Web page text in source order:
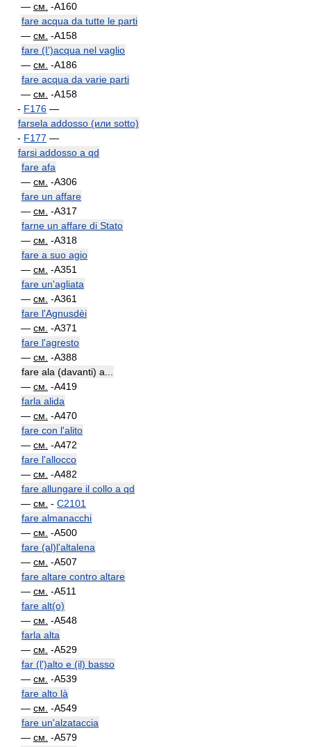
— см. -A160
fare acqua da tutte le parti
— см. -A158
fare (I')acqua nel vaglio
— см. -A186
fare acqua da varie parti
— см. -A158
- F176 —
farsela addosso (или sotto)
- F177 —
farsi addosso a qd
fare afa
— см. -A306
fare un affare
— см. -A317
farne un affare di Stato
— см. -A318
fare a suo agio
— см. -A351
fare un'agliata
— см. -A361
fare l'Agnusdèi
— см. -A371
fare l'agresto
— см. -A388
fare ala (davanti) a...
— см. -A419
farla alida
— см. -A470
fare con l'alito
— см. -A472
fare l'allocco
— см. -A482
fare allungare il collo a qd
— см. - C2101
fare almanacchi
— см. -A500
fare (al)l'altalena
— см. -A507
fare altare contro altare
— см. -A511
fare alt(o)
— см. -A548
farla alta
— см. -A529
far (l')alto e (il) basso
— см. -A539
fare alto là
— см. -A549
fare un'alzataccia
— см. -A579